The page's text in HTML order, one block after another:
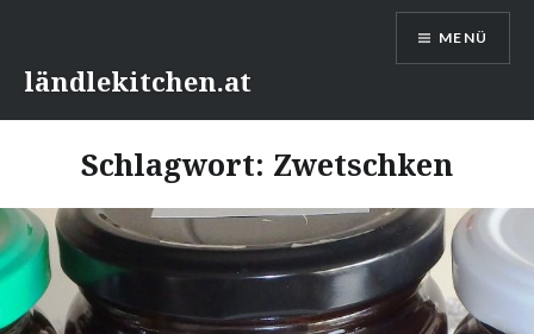
Inhaltländlekitchen.at
MENÜ
Schlagwort: Zwetschken